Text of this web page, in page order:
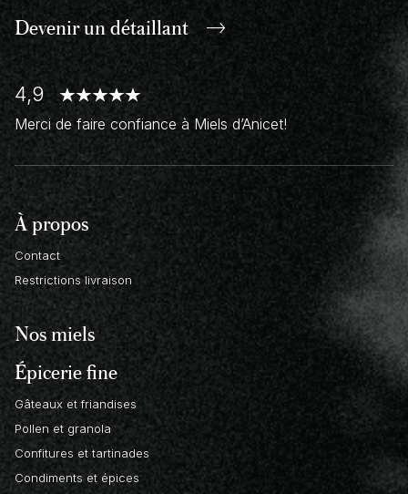
À propos
Contact
Restrictions livraison
Nos miels
Épicerie fine
Gâteaux et friandises
Pollen et granola
Confitures et tartinades
Condiments et épices
Devenir undétaillant
4,9
Merci de faire confiance à Miels d’Anicet!